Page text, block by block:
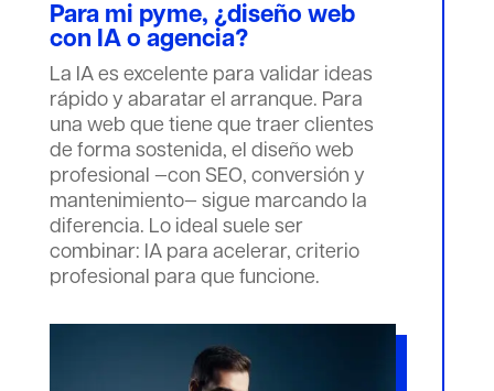
Para mi pyme, ¿diseño web
con IA o agencia?
La IA es excelente para validar ideas
rápido y abaratar el arranque. Para
una web que tiene que traer clientes
de forma sostenida, el diseño web
profesional —con SEO, conversión y
mantenimiento— sigue marcando la
diferencia. Lo ideal suele ser
combinar: IA para acelerar, criterio
profesional para que funcione.